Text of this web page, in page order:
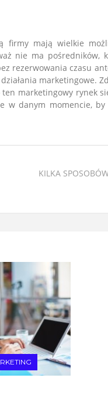
firmy mają wielkie
nie ma pośredników,
rezerwowania czasu
marketingowe.
marketingowy rynek
danym momencie, by
KILKA